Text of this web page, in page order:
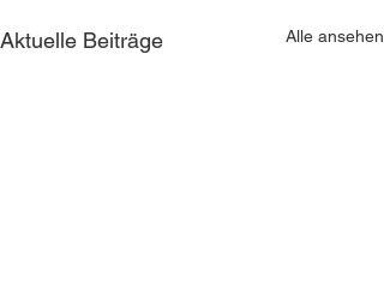
Aktuelle Beiträge Alle ansehen